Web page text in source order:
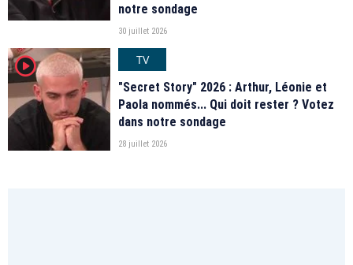
notre sondage
30 juillet 2026
player2
TV
"Secret Story" 2026 : Arthur, Léonie et
Paola nommés... Qui doit rester ? Votez
dans notre sondage
28 juillet 2026